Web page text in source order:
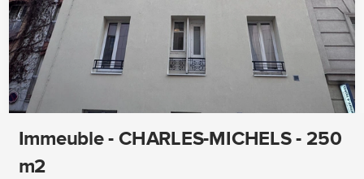
Immeuble - CHARLES-MICHELS - 250
m2